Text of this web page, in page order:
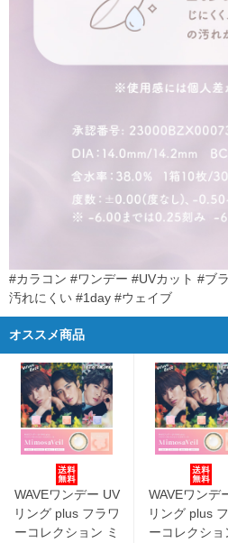
#カラコン #ワンデー #UVカット #ブ
汚れにくい #1day #ウェイブ
オススメ商品
WAVEワンデー UV
リング plus フラワ
ーコレクション ミ
WAVEワンデ
リング plus
ーコレクショ